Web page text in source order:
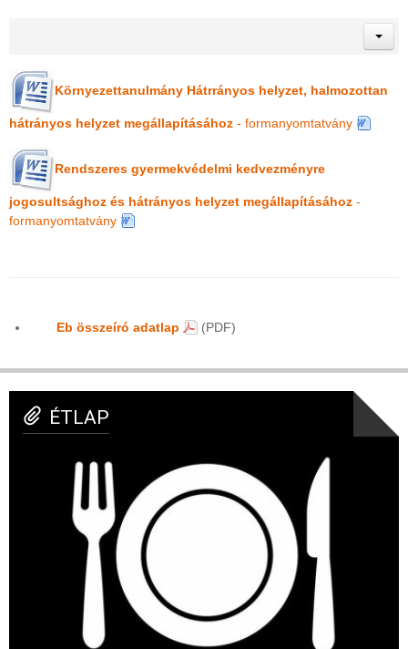
Környezettanulmány Hátrrányos helyzet, halmozottan
hátrányos helyzet megállapításához - formanyomtatvány
Rendszeres gyermekvédelmi kedvezményre
jogosultsághoz és hátrányos helyzet megállapításához -
formanyomtatvány
Eb összeíró adatlap (PDF)
ÉTLAP